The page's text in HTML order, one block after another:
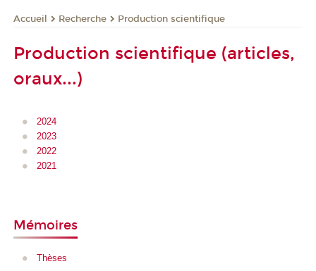
Accueil Recherche Production scientifique
Production scientifique (articles,
oraux...)
2024
2023
2022
2021
Mémoires
Thèses